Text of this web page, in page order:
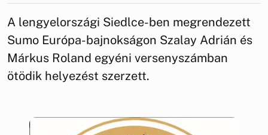
A lengyelországi Siedlce-ben megrendezett
Sumo Európa-bajnokságon Szalay Adrián és
Márkus Roland egyéni versenyszámban
ötödik helyezést szerzett.